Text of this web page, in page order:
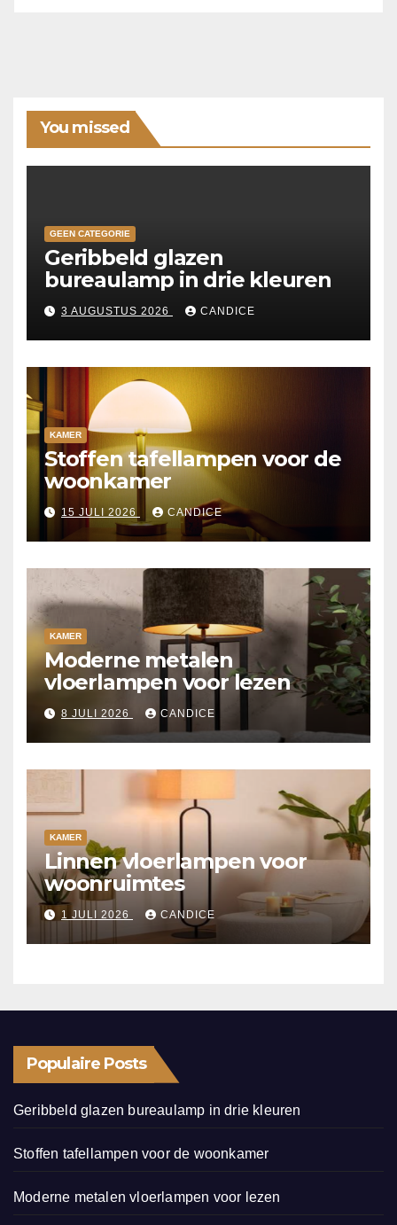
You missed
GEEN CATEGORIE
Geribbeld glazen
bureaulamp in drie kleuren
3 AUGUSTUS 2026 CANDICE
KAMER
Stoffen tafellampen voor de
woonkamer
15 JULI 2026 CANDICE
KAMER
Moderne metalen
vloerlampen voor lezen
8 JULI 2026 CANDICE
KAMER
Linnen vloerlampen voor
woonruimtes
1 JULI 2026 CANDICE
Populaire Posts
Geribbeld glazen bureaulamp in drie kleuren
Stoffen tafellampen voor de woonkamer
Moderne metalen vloerlampen voor lezen